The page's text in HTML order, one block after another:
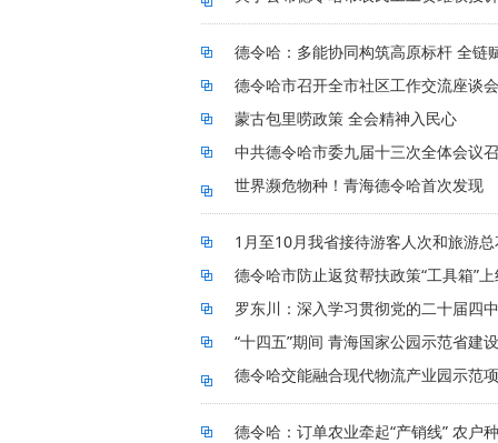
德令哈：多能协同构筑高原标杆 全链
德令哈市召开全市社区工作交流座谈
蒙古包里唠政策 全会精神入民心
中共德令哈市委九届十三次全体会议
世界濒危物种！青海德令哈首次发现
1月至10月我省接待游客人次和旅游
德令哈市防止返贫帮扶政策“工具箱”
罗东川：深入学习贯彻党的二十届四
“十四五”期间 青海国家公园示范省建
德令哈交能融合现代物流产业园示范
德令哈：订单农业牵起“产销线” 农户